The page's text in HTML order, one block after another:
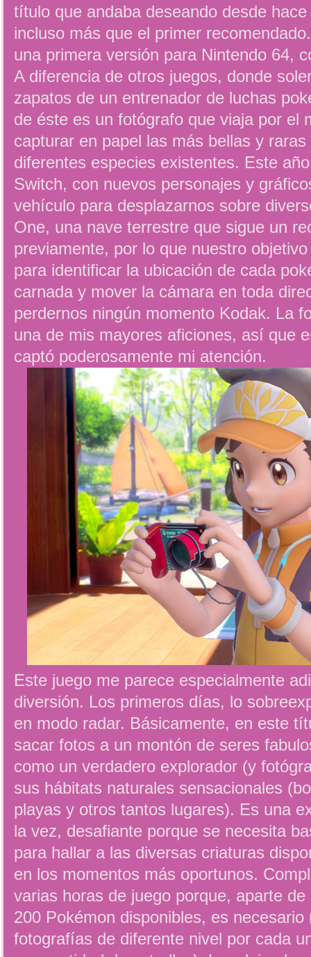
título que andaba deseando desde
incluso más que el primer
una primera versión para Nintendo 64,
A diferencia de otros juegos, donde
zapatos de un entrenador de luchas
de éste es un fotógrafo que viaja por el
capturar en papel las más bellas y
diferentes especies existentes. Este
Switch, con nuevos personajes y
vehículo para desplazarnos sobre
One, una nave terrestre que sigue un
previamente, por lo que nuestro
para identificar la ubicación de cada
carnada y mover la cámara en toda
perdernos ningún momento Kodak. La
una de mis mayores aficiones, así que
captó poderosamente mi atención.
Este juego me parece especialmente
diversión. Los primeros días, lo
en modo radar. Básicamente, en este
sacar fotos a un montón de seres
como un verdadero explorador (y
sus hábitats naturales sensacionales
playas y otros tantos lugares). Es una
la vez, desafiante porque se necesita
para hallar a las diversas criaturas
en los momentos más oportunos.
varias horas de juego porque, aparte
200 Pokémon disponibles, es necesario
fotografías de diferente nivel por cada